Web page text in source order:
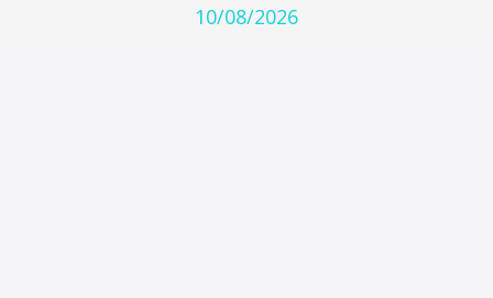
10/08/2026